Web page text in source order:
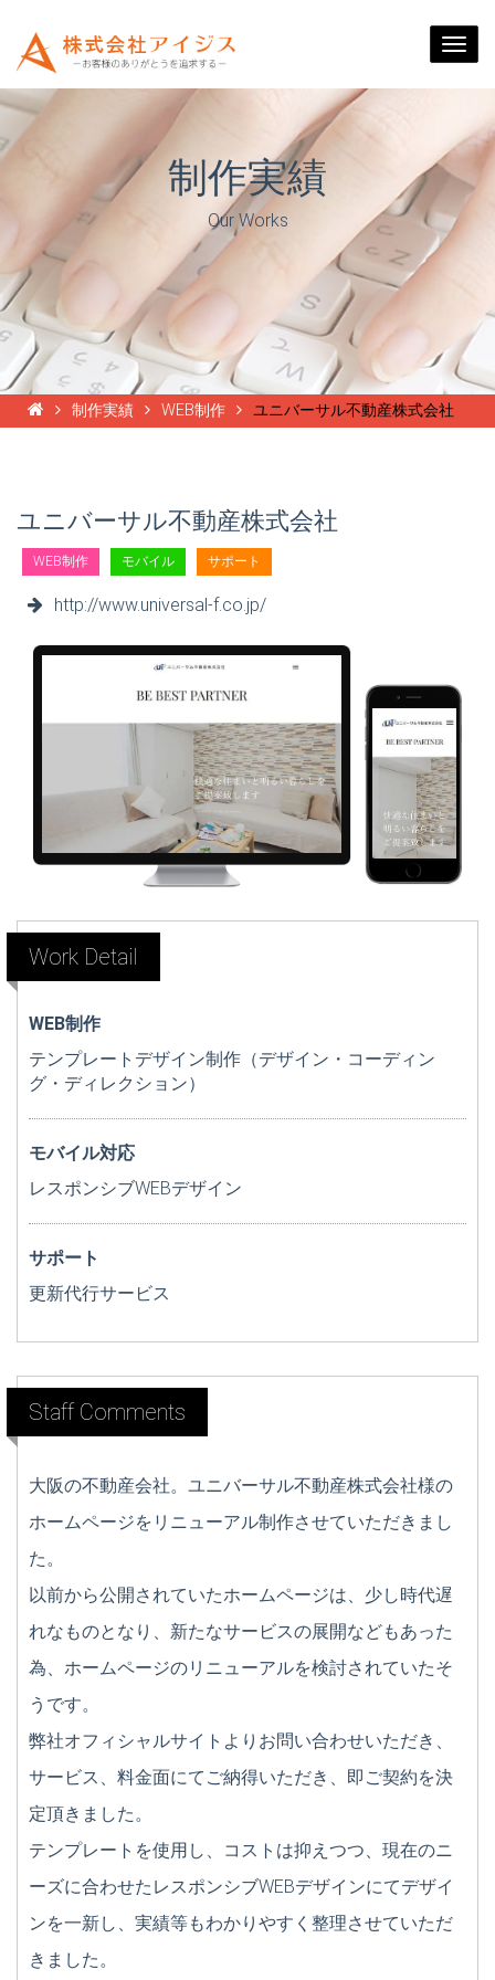
制作実績
Our Works
制作実績 WEB制作 ユニバーサル不動産株式会社
ユニバーサル不動産株式会社
WEB制作 モバイル サポート
http://www.universal-f.co.jp/
Work Detail
WEB制作
テンプレートデザイン制作（デザイン・コーディン
グ・ディレクション）
モバイル対応
レスポンシブWEBデザイン
サポート
更新代行サービス
Staff Comments
大阪の不動産会社。ユニバーサル不動産株式会社様の
ホームページをリニューアル制作させていただきまし
た。
以前から公開されていたホームページは、少し時代遅
れなものとなり、新たなサービスの展開などもあった
為、ホームページのリニューアルを検討されていたそ
うです。
弊社オフィシャルサイトよりお問い合わせいただき、
サービス、料金面にてご納得いただき、即ご契約を決
定頂きました。
テンプレートを使用し、コストは抑えつつ、現在のニ
ーズに合わせたレスポンシブWEBデザインにてデザイ
ンを一新し、実績等もわかりやすく整理させていただ
きました。